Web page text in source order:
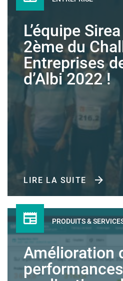
L’équipe
2ème du
Entreprises
d’Albi 2022 !
LIRE LA SUITE
PRODUITS &
Amélioration